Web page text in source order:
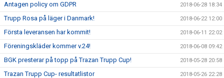
Antagen policy om GDPR 2018-06-28 18:34
Trupp Rosa på läger i Danmark! 2018-06-22 12:00
Första leveransen har kommit! 2018-06-11 22:02
Föreningskläder kommer v.24! 2018-06-08 09:42
BGK presterar på topp på Trazan Trupp Cup! 2018-05-28 20:58
Trazan Trupp Cup- resultatlistor 2018-05-26 22:28